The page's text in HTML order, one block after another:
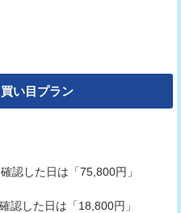
い目プラン
認した日は「75,800円」
認した日は「18,800円」